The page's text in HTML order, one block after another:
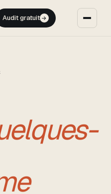
Audit gratuit →